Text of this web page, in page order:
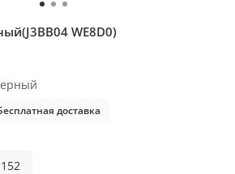
WE8D0)
доставка
152